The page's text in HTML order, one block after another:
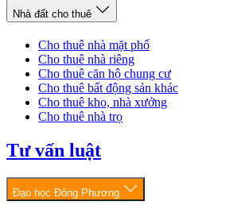
Nhà đất cho thuê
Cho thuê nhà mặt phố
Cho thuê nhà riêng
Cho thuê căn hộ chung cư
Cho thuê bất động sản khác
Cho thuê kho, nhà xưởng
Cho thuê nhà trọ
Tư vấn luật
Đạo học Đông Phương